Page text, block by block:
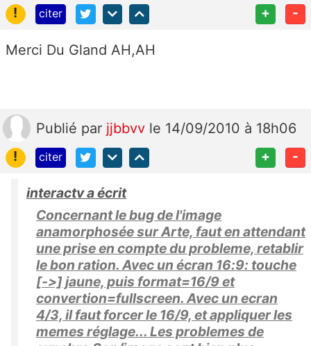
!
citer + -
Merci Du Gland AH,AH
Publié par jjbbvv le 14/09/2010 à 18h06
!
citer + -
interactv a écrit
Concernant le bug de l'image
anamorphosée sur Arte, faut en attendant
une prise en compte du probleme, retablir
le bon ration. Avec un écran 16:9: touche
[->] jaune, puis format=16/9 et
convertion=fullscreen. Avec un ecran
4/3, il faut forcer le 16/9, et appliquer les
memes réglage... Les problemes de